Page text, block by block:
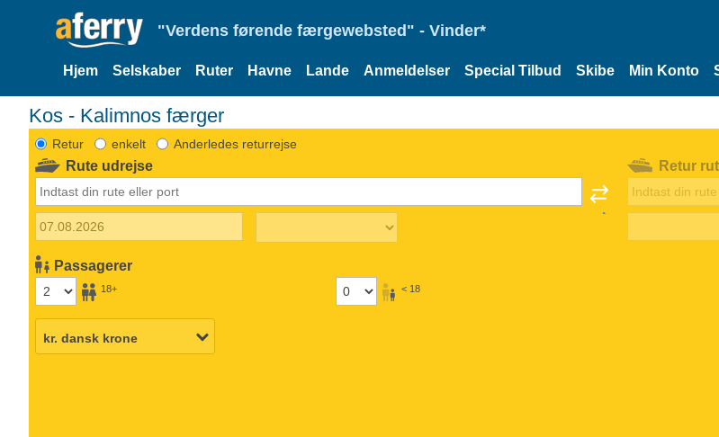
"Verdens førende færgewebsted" - Vinder*
Hjem Selskaber Ruter Havne Lande Anmeldelser Special Tilbud Skibe Min Konto
Kos - Kalimnos færger
Retur enkelt Anderledes returrejse
Rute udrejse
Passagerer
18+ < 18
Retur